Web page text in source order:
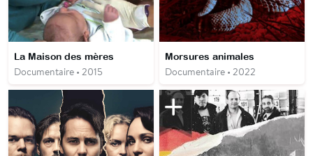
La Maison des mères
Documentaire • 2015
Morsures animales
Documentaire • 2022